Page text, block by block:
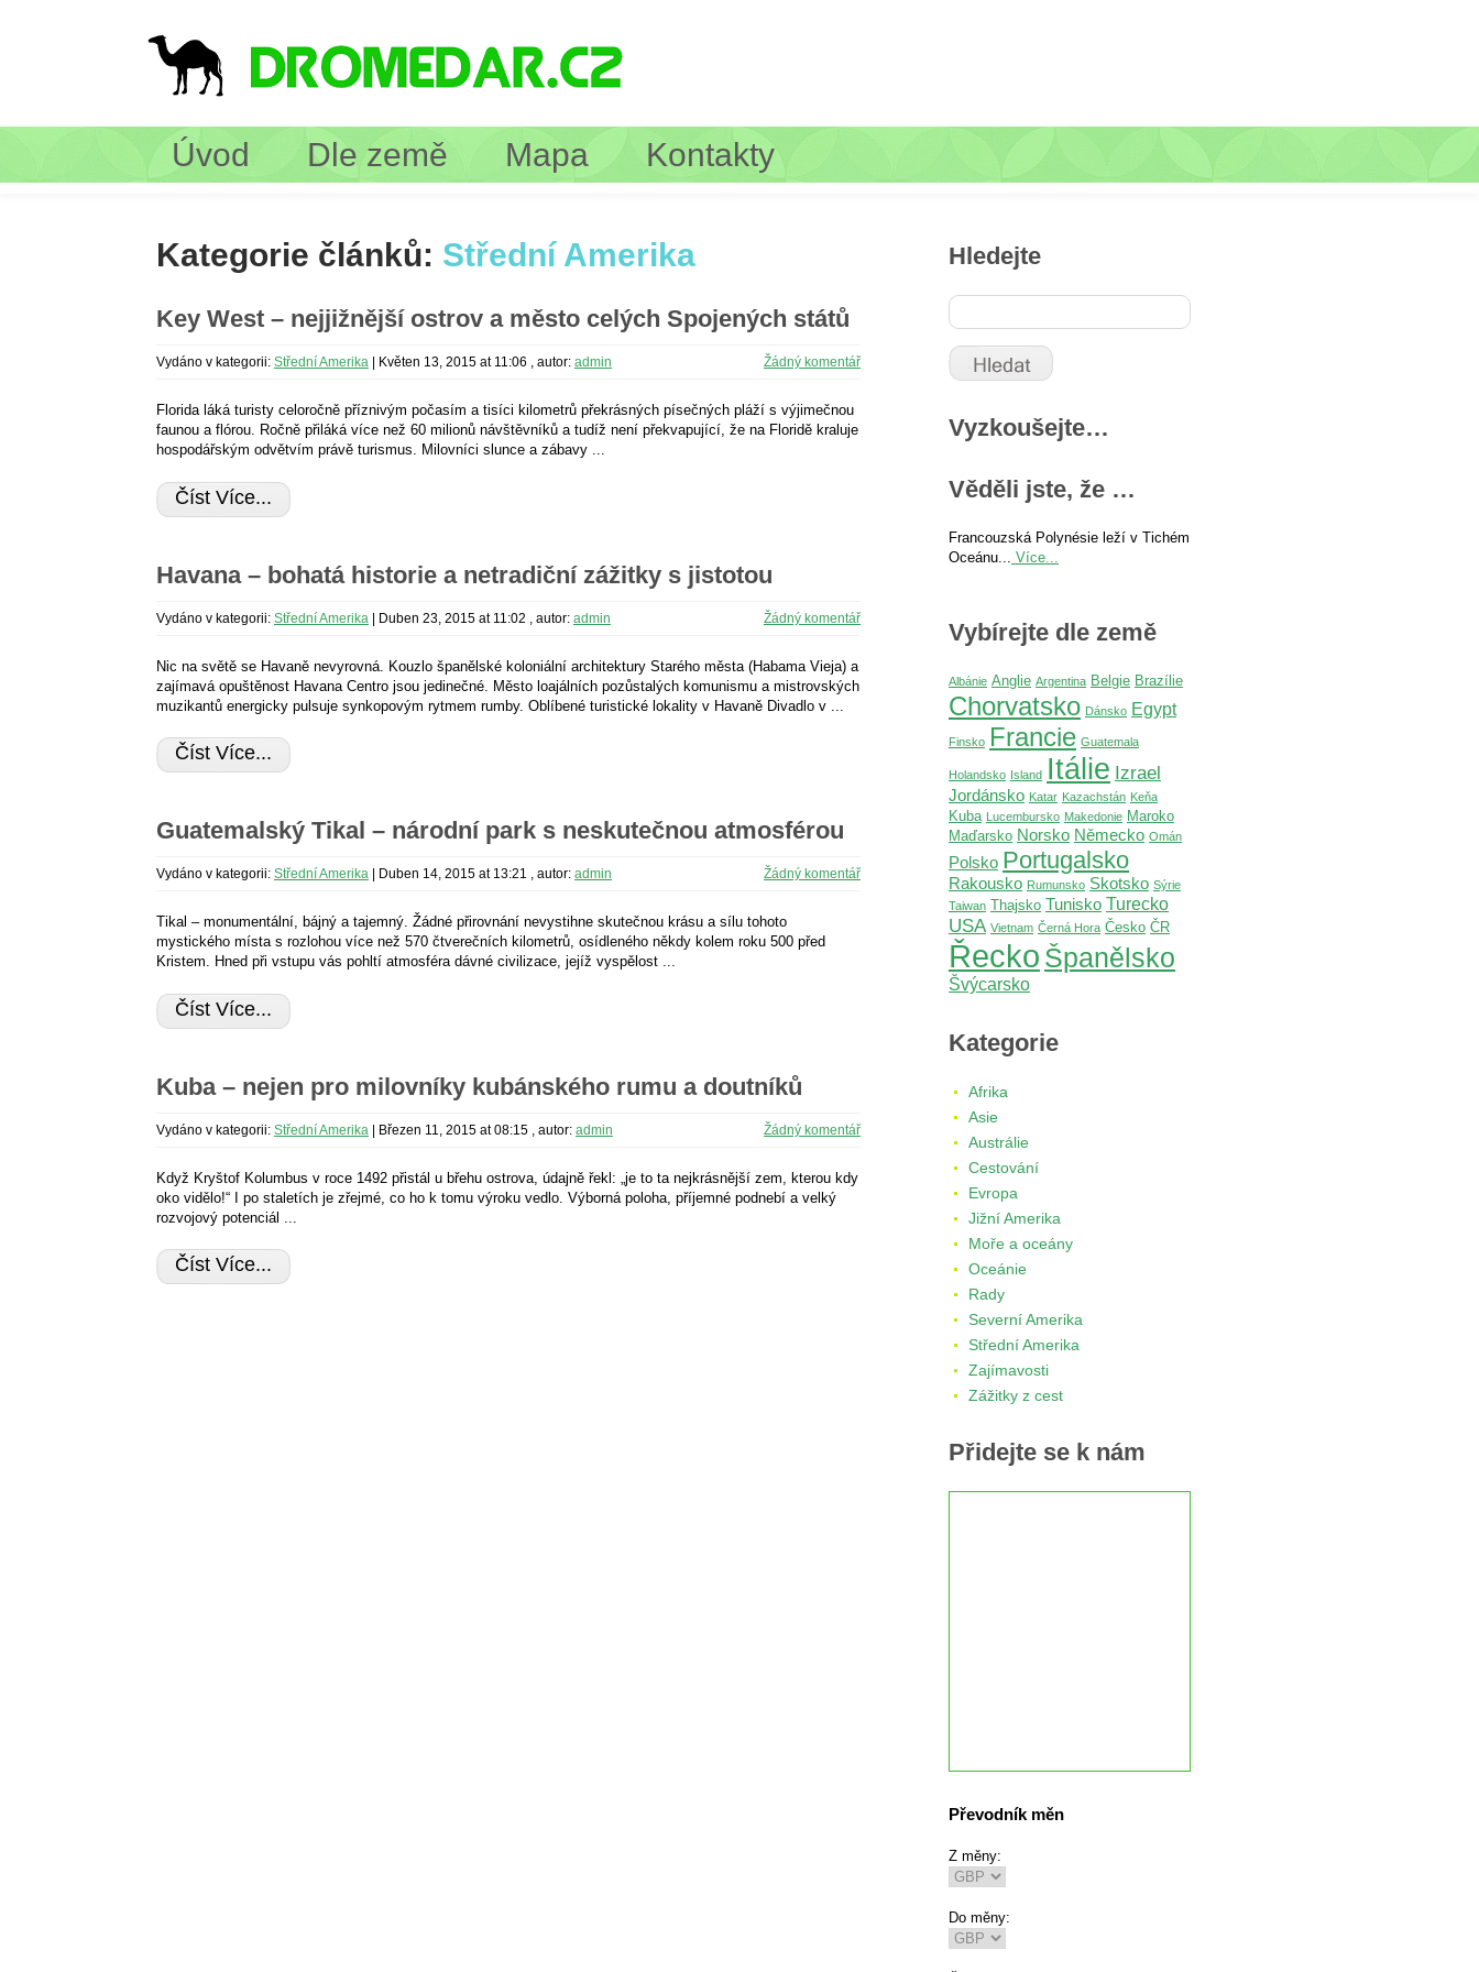
Úvod Dle země Mapa Kontakty
Kategorie článků: Střední Amerika
Key West – nejjižnější ostrov a město celých Spojených států
Vydáno v kategorii: Střední Amerika Květen 13, 2015 at 11:06 , autor: admin Žádný komentář
Florida láká turisty celoročně příznivým počasím a tisíci kilometrů překrásných písečných pláží s výjimečnou
faunou a flórou. Ročně přiláká více než 60 milionů návštěvníků a tudíž není překvapující, že na Floridě kraluje
hospodářským odvětvím právě turismus. Milovníci slunce a zábavy ...
Číst Více...
Havana – bohatá historie a netradiční zážitky s jistotou
Vydáno v kategorii: Střední Amerika | Duben 23, 2015 at 11:02 , autor: admin Žádný komentář
Nic na světě se Havaně nevyrovná. Kouzlo španělské koloniální architektury Starého města (Habama Vieja) a
zajímavá opuštěnost Havana Centro jsou jedinečné. Město loajálních pozůstalých komunismu a mistrovských
muzikantů energicky pulsuje synkopovým rytmem rumby. Oblíbené turistické lokality v Havaně Divadlo v ...
Číst Více...
Guatemalský Tikal – národní park s neskutečnou atmosférou
Vydáno v kategorii: Střední Amerika Duben 14, 2015 at 13:21 , autor: admin Žádný komentář
Tikal – monumentální, bájný a tajemný. Žádné přirovnání nevystihne skutečnou krásu a sílu tohoto
mystického místa s rozlohou více než 570 čtverečních kilometrů, osídleného někdy kolem roku 500 před
Kristem. Hned při vstupu vás pohltí atmosféra dávné civilizace, jejíž vyspělost ...
Číst Více...
Kuba – nejen pro milovníky kubánského rumu a doutníků
Vydáno v kategorii: Střední Amerika | Březen 11, 2015 at 08:15 , autor: admin Žádný komentář
Když Kryštof Kolumbus v roce 1492 přistál u břehu ostrova, údajně řekl: „je to ta nejkrásnější zem, kterou kdy
oko vidělo!“ I po staletích je zřejmé, co ho k tomu výroku vedlo. Výborná poloha, příjemné podnebí a velký
rozvojový potenciál ...
Číst Více...
Hledejte
Vyzkoušejte…
Věděli jste, že …
Francouzská Polynésie leží v Tichém
Oceánu... Více...
Vybírejte dle země
Albánie Anglie Argentina Belgie Brazílie
Chorvatsko Dánsko Egypt
Finsko Francie Guatemala
Holandsko Island Itálie Izrael
Jordánsko Katar Kazachstán Keňa
Kuba Lucembursko Makedonie Maroko
Maďarsko Norsko Německo Omán
Polsko Portugalsko
Rakousko Rumunsko Skotsko Sýrie
Taiwan Thajsko Tunisko Turecko
USA Vietnam Černá Hora Česko ČR
Řecko Španělsko
Švýcarsko
Kategorie
Afrika
Asie
Austrálie
Cestování
Evropa
Jižní Amerika
Moře a oceány
Oceánie
Rady
Severní Amerika
Střední Amerika
Zajímavosti
Zážitky z cest
Přidejte se k nám
Převodník měn
Z měny:
Do měny: